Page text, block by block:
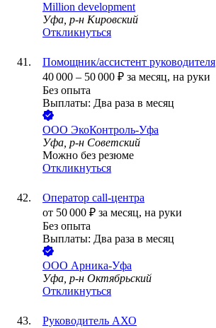
Million development
Уфа, р-н Кировский
Откликнуться
Помощник/ассистент руководителя
40 000 – 50 000 ₽ за месяц, на руки
Без опыта
Выплаты: Два раза в месяц
ООО ЭкоКонтроль-Уфа
Уфа, р-н Советский
Можно без резюме
Откликнуться
Оператор call-центра
от 50 000 ₽ за месяц, на руки
Без опыта
Выплаты: Два раза в месяц
ООО Арника-Уфа
Уфа, р-н Октябрьский
Откликнуться
Руководитель АХО